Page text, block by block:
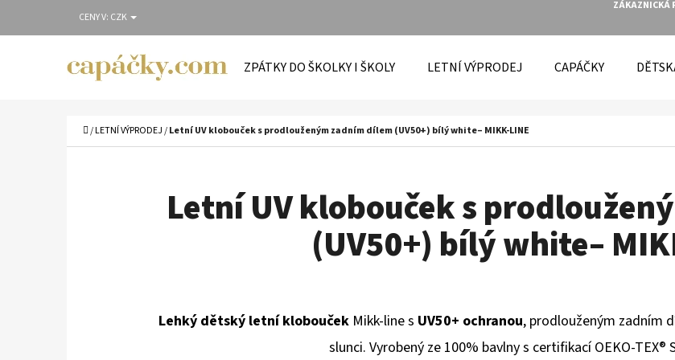
na
CENY V: CZK
ZÁKAZNICKÁ
ZPÁTKY DO ŠKOLKY I ŠKOLY LETNÍ VÝPRODEJ CAPÁČKY
Domů
/LETNÍ VÝPRODEJ/Letní UV klobouček s prodlouženým zadním dílem (UV50+) bílý white– MIKK-LINE
Letní UV klobouček s
(UV50+) bílý white–
Lehký dětský letní klobouček Mikk-line s UV50+ ochranou, prodlouženým zadním
slunci. Vyrobený ze 100% bavlny s certifikací OEKO-TEX®
O
Zpět
do
Zpět
do
DOPORUČUJEME